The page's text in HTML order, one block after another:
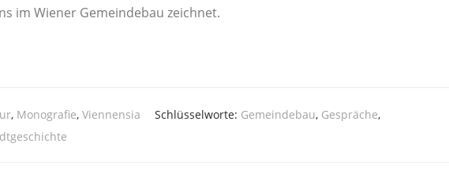
im Wie­ner Gemein­de­bau zeichnet.
, Monografie, Viennensia Schlüsselworte: Gemeindebau, Gespräche,